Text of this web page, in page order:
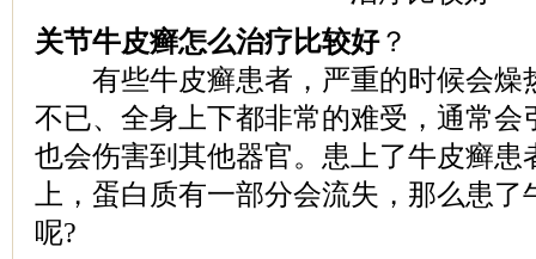
关节牛皮癣怎么治疗比较好？
有些牛皮癣患者，严重的时候会燥
不已、全身上下都非常的难受，通常会
也会伤害到其他器官。患上了牛皮癣患
上，蛋白质有一部分会流失，那么患
呢?